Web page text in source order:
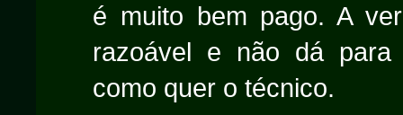
é muito bem pago. A
razoável e não dá para
como quer o técnico.